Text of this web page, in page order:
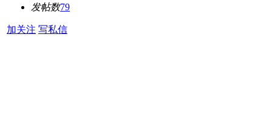
发帖数79
加关注 写私信